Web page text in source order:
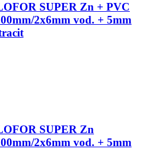
SUPER Zn + PVC
2x6mm vod. + 5mm
SUPER Zn
2x6mm vod. + 5mm